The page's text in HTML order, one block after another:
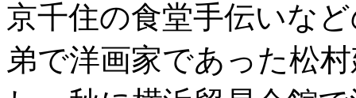
京千住の食堂手伝いな
弟で洋画家であった松